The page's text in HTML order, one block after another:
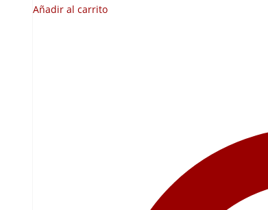
Añadir al carrito